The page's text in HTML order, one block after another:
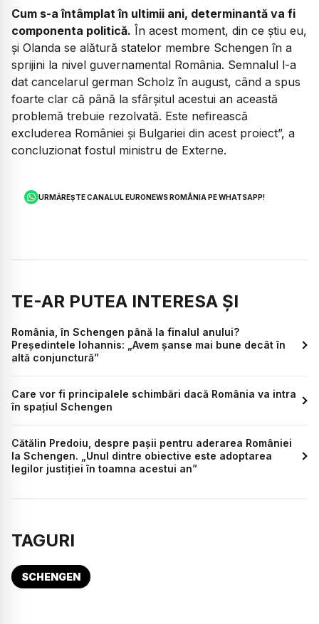
Cum s-a întâmplat în ultimii ani, determinantă va fi
componenta politică. În acest moment, din ce știu eu,
și Olanda se alătură statelor membre Schengen în a
sprijini la nivel guvernamental România. Semnalul l-a
dat cancelarul german Scholz în august, când a spus
foarte clar că până la sfârșitul acestui an această
problemă trebuie rezolvată. Este nefirească
excluderea României și Bulgariei din acest proiect”, a
concluzionat fostul ministru de Externe.
URMĂREȘTE CANALUL EURONEWS ROMÂNIA PE WHATSAPP!
TE-AR PUTEA INTERESA ȘI
România, în Schengen până la finalul anului?
Președintele Iohannis: „Avem șanse mai bune decât în
altă conjunctură”
Care vor fi principalele schimbări dacă România va intra
în spațiul Schengen
Cătălin Predoiu, despre pașii pentru aderarea României
la Schengen. „Unul dintre obiective este adoptarea
legilor justiţiei în toamna acestui an”
TAGURI
SCHENGEN